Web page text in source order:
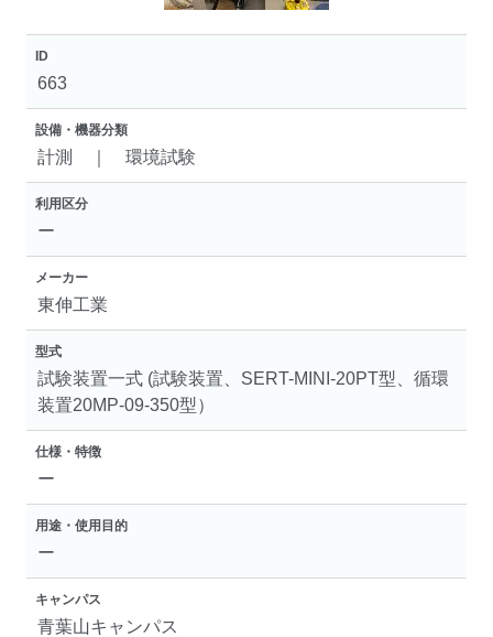
ID
663
設備・機器分類
計測 ｜ 環境試験
利用区分
ー
メーカー
東伸工業
型式
試験装置一式 (試験装置、SERT-MINI-20PT型、循環
装置20MP-09-350型）
仕様・特徴
ー
用途・使用目的
ー
キャンパス
青葉山キャンパス